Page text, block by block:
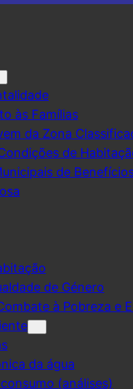
às Famílias
da Zona
de
de
de Género
à Pobreza e
da água
(análises)